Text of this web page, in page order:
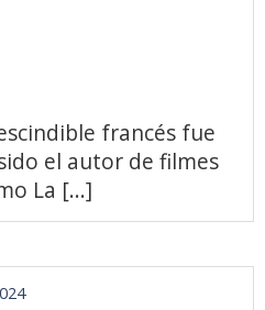
francés fue
el autor de filmes
La [...]